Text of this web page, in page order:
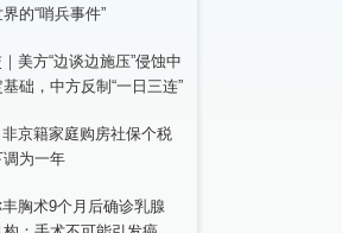
的“哨兵事件”
美方“边谈边施压”侵蚀中
础，中方反制“一日三连”
京籍家庭购房社保个税
为一年
胸术9个月后确诊乳腺